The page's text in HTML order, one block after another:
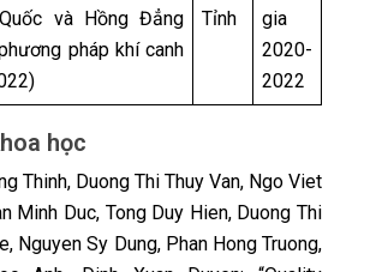
và Hồng Đẳng
pháp khí canh
Tỉnh
gia
2020-
2022
học
Thinh, Duong Thi Thuy Van, Ngo Viet
Minh Duc, Tong Duy Hien, Duong Thi
Nguyen Sy Dung, Phan Hong Truong,